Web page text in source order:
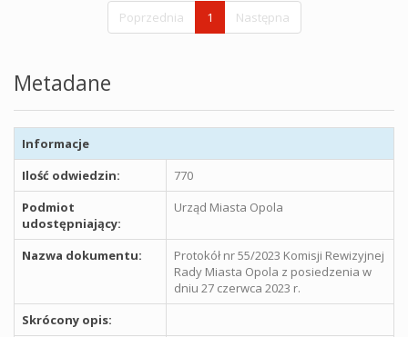
Poprzednia
1 Następna
Metadane
Informacje
Ilość odwiedzin:
770
Podmiot
udostępniający:
Urząd Miasta Opola
Nazwa dokumentu:
Protokół nr 55/2023 Komisji Rewizyjnej
Rady Miasta Opola z posiedzenia w
dniu 27 czerwca 2023 r.
Skrócony opis: